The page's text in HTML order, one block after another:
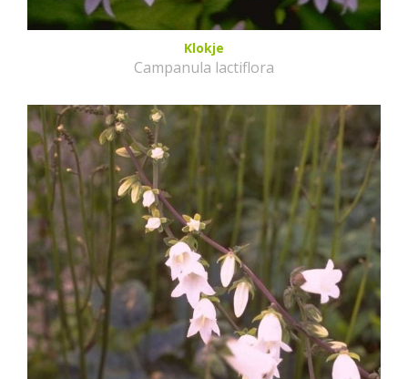
Klokje
Campanula lactiflora